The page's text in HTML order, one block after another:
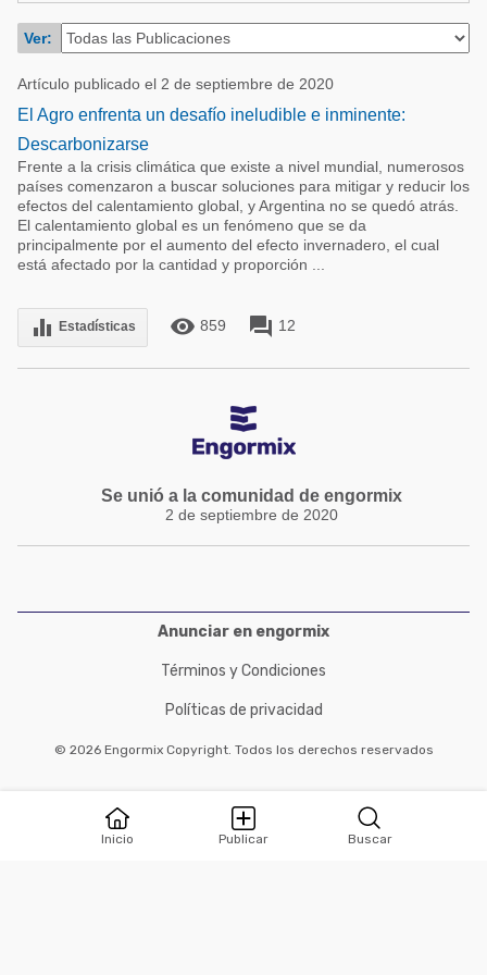
Acuacultura
Micotoxinas
Avicultura
Porcicultura
Lechería
Balanceados - Piensos
Comunidades en portugués
Avicultura
Porcicultura
Ganadería
Lechería
Inicio Publicar Buscar
Ver:
Artículo publicado el 2 de septiembre de 2020
El Agro enfrenta un desafío ineludible e inminente:
Descarbonizarse
Frente a la crisis climática que existe a nivel mundial, numerosos
países comenzaron a buscar soluciones para mitigar y reducir los
efectos del calentamiento global, y Argentina no se quedó atrás.
El calentamiento global es un fenómeno que se da
principalmente por el aumento del efecto invernadero, el cual
está afectado por la cantidad y proporción ...
equalizer Estadísticas remove_red_eye 859 forum 12
Se unió a la comunidad de engormix
2 de septiembre de 2020
Anunciar en engormix
Términos y Condiciones
Políticas de privacidad
© 2026 Engormix Copyright. Todos los derechos reservados